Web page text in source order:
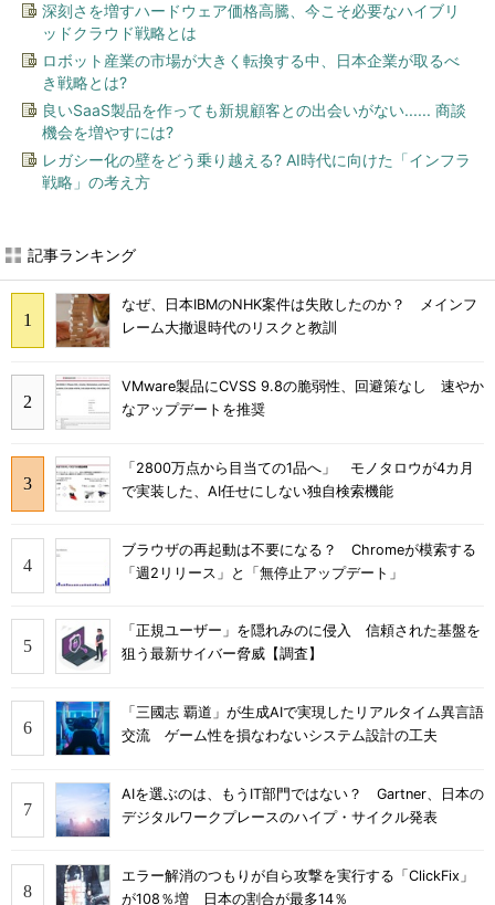
深刻さを増すハードウェア価格高騰、今こそ必要なハイブリ
ッドクラウド戦略とは
ロボット産業の市場が大きく転換する中、日本企業が取るべ
き戦略とは?
良いSaaS製品を作っても新規顧客との出会いがない...... 商談
機会を増やすには?
レガシー化の壁をどう乗り越える? AI時代に向けた「インフラ
戦略」の考え方
記事ランキング
なぜ、日本IBMのNHK案件は失敗したのか？ メインフ
レーム大撤退時代のリスクと教訓
VMware製品にCVSS 9.8の脆弱性、回避策なし 速やか
なアップデートを推奨
「2800万点から目当ての1品へ」 モノタロウが4カ月
で実装した、AI任せにしない独自検索機能
ブラウザの再起動は不要になる？ Chromeが模索する
「週2リリース」と「無停止アップデート」
「正規ユーザー」を隠れみのに侵入 信頼された基盤を
狙う最新サイバー脅威【調査】
「三國志 覇道」が生成AIで実現したリアルタイム異言語
交流 ゲーム性を損なわないシステム設計の工夫
AIを選ぶのは、もうIT部門ではない？ Gartner、日本の
デジタルワークプレースのハイプ・サイクル発表
エラー解消のつもりが自ら攻撃を実行する「ClickFix」
が108％増 日本の割合が最多14％